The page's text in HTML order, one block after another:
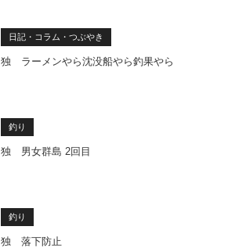
日記・コラム・つぶやき
独 ラーメンやら沈没船やら釣果やら
釣り
独 男女群島 2回目
釣り
独 落下防止